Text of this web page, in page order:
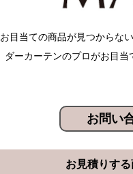
お目当ての商品が見つからな
ダーカーテンのプロがお目
お問い
お見積りす